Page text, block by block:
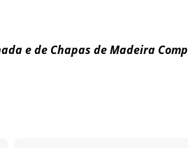
e de Chapas de Madeira